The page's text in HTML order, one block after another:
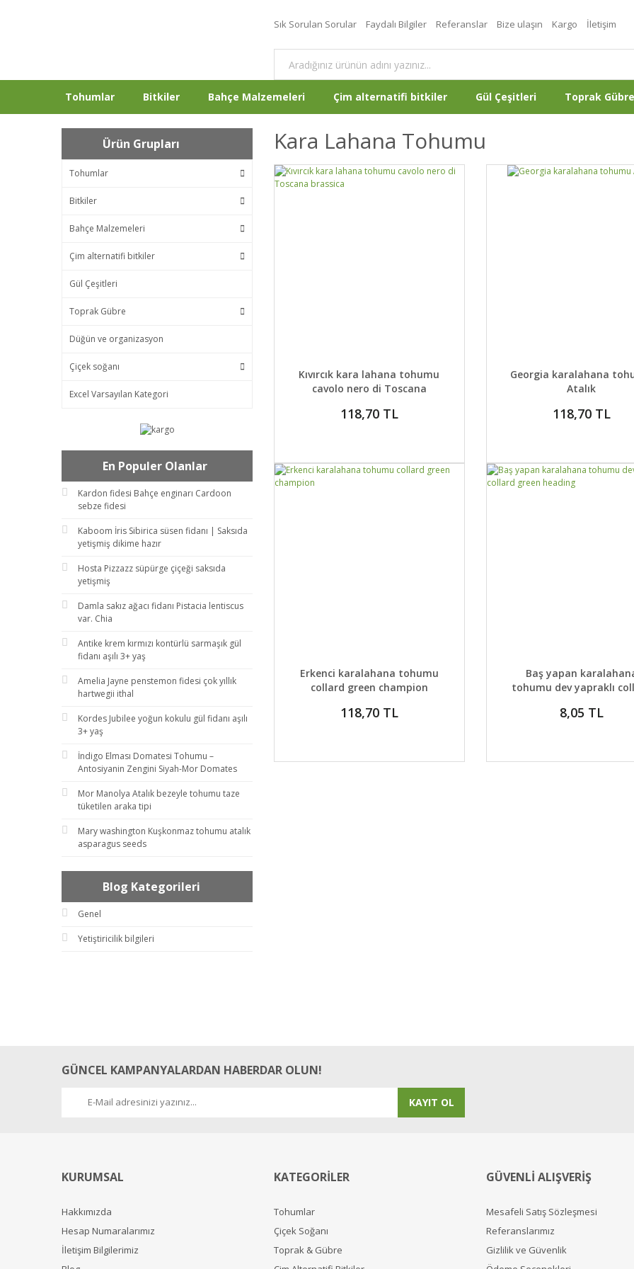
Sık Sorulan Sorular Faydalı Bilgiler Referanslar Bize ulaşın Kargo İletişim
Tohumlar Bitkiler Bahçe Malzemeleri Çim alternatifi bitkiler Gül Çeşitleri Toprak Gübre
Ürün Grupları
Tohumlar
Bitkiler
Bahçe Malzemeleri
Çim alternatifi bitkiler
Gül Çeşitleri
Toprak Gübre
Düğün ve organizasyon
Çiçek soğanı
Excel Varsayılan Kategori
En Populer Olanlar
Kardon fidesi Bahçe enginarı Cardoon
sebze fidesi
Kaboom İris Sibirica süsen fidanı | Saksıda
yetişmiş dikime hazır
Hosta Pizzazz süpürge çiçeği saksıda
yetişmiş
Damla sakız ağacı fidanı Pistacia lentiscus
var. Chia
Antike krem kırmızı kontürlü sarmaşık gül
fidanı aşılı 3+ yaş
Amelia Jayne penstemon fidesi çok yıllık
hartwegii ithal
Kordes Jubilee yoğun kokulu gül fidanı aşılı
3+ yaş
İndigo Elması Domatesi Tohumu –
Antosiyanin Zengini Siyah-Mor Domates
Mor Manolya Atalık bezeyle tohumu taze
tüketilen araka tipi
Mary washington Kuşkonmaz tohumu atalık
asparagus seeds
Blog Kategorileri
Genel
Yetiştiricilik bilgileri
Kara Lahana Tohumu
DETAYLAR SEPETE EKLE
Kıvırcık kara lahana tohumu
cavolo nero di Toscana
118,70 TL
DETAYLAR GELİNCE
Georgia karalahana
Atalık
118,70 TL
DETAYLAR GELİNCE HABER VER
Erkenci karalahana tohumu
collard green champion
118,70 TL
DETAYLAR GELİNCE
Baş yapan
tohumu dev yapraklı
8,05 TL
GÜNCEL KAMPANYALARDAN HABERDAR OLUN!
KAYIT OL
KURUMSAL
Hakkımızda
Hesap Numaralarımız
İletişim Bilgilerimiz
KATEGORİLER
Tohumlar
Çiçek Soğanı
Toprak & Gübre
GÜVENLİ ALIŞVERİŞ
Mesafeli Satış Sözleşmesi
Referanslarımız
Gizlilik ve Güvenlik